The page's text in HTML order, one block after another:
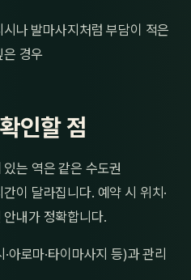
나 발마사지처럼 부담이 적은
은 경우
인할 점
는 역은 같은 수도권
이 달라집니다. 예약 시 위치·
안내가 정확합니다.
아로마·타이마사지 등)과 관리